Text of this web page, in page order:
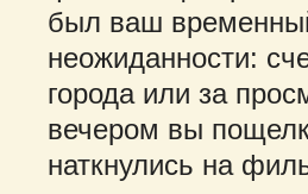
был ваш
неожиданности:
города или за
вечером вы
наткнулись на